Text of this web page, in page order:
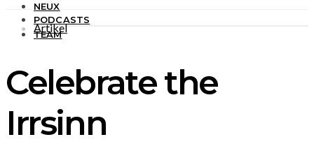
NEUX
PODCASTS
TEAM
Artikel
Celebrate the
Irrsinn